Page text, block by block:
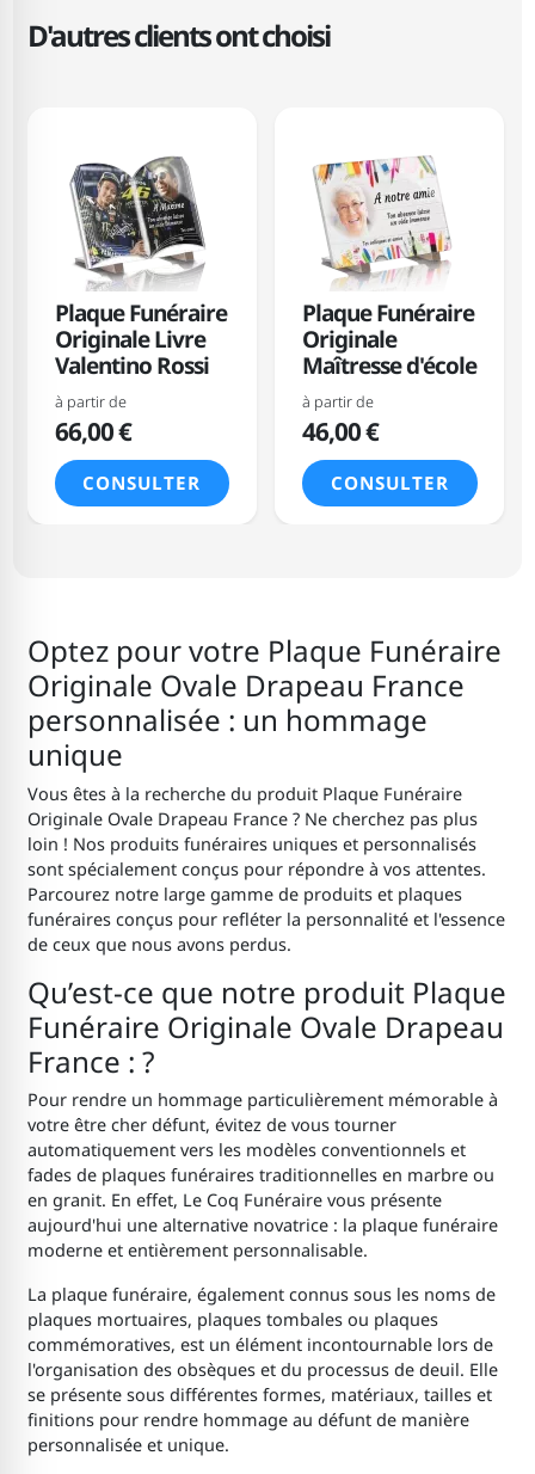
D'autres clients ont choisi
Plaque Funéraire
Originale Livre
Valentino Rossi
à partir de
66,00 €
CONSULTER
Plaque Funéraire
Originale
Maîtresse d'école
à partir de
46,00 €
CONSULTER
Optez pour votre Plaque Funéraire
Originale Ovale Drapeau France
personnalisée : un hommage
unique
Vous êtes à la recherche du produit Plaque Funéraire
Originale Ovale Drapeau France ? Ne cherchez pas plus
loin ! Nos produits funéraires uniques et personnalisés
sont spécialement conçus pour répondre à vos attentes.
Parcourez notre large gamme de produits et plaques
funéraires conçus pour refléter la personnalité et l'essence
de ceux que nous avons perdus.
Qu’est-ce que notre produit Plaque
Funéraire Originale Ovale Drapeau
France : ?
Pour rendre un hommage particulièrement mémorable à
votre être cher défunt, évitez de vous tourner
automatiquement vers les modèles conventionnels et
fades de plaques funéraires traditionnelles en marbre ou
en granit. En effet, Le Coq Funéraire vous présente
aujourd'hui une alternative novatrice : la plaque funéraire
moderne et entièrement personnalisable.
La plaque funéraire, également connus sous les noms de
plaques mortuaires, plaques tombales ou plaques
commémoratives, est un élément incontournable lors de
l'organisation des obsèques et du processus de deuil. Elle
se présente sous différentes formes, matériaux, tailles et
finitions pour rendre hommage au défunt de manière
personnalisée et unique.